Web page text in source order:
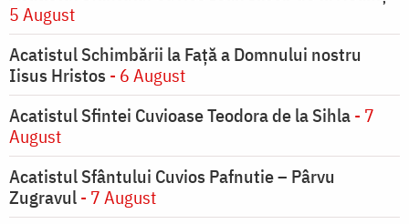
5 August
Acatistul Schimbării la Faţă a Domnului nostru
Iisus Hristos - 6 August
Acatistul Sfintei Cuvioase Teodora de la Sihla- 7
August
Acatistul Sfântului Cuvios Pafnutie – Pârvu
Zugravul- 7 August